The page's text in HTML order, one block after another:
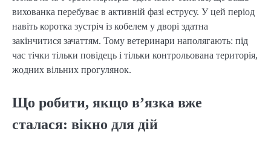
вихованка перебуває в активній фазі еструсу. У цей період
навіть коротка зустріч із кобелем у дворі здатна
закінчитися зачаттям. Тому ветеринари наполягають: під
час тічки тільки повідець і тільки контрольована територія,
жодних вільних прогулянок.
Що робити, якщо в’язка вже
сталася: вікно для дій